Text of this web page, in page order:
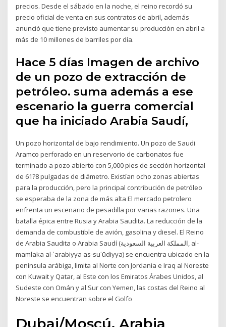
precios. Desde el sábado en la noche, el reino recordó su
precio oficial de venta en sus contratos de abril, además
anunció que tiene previsto aumentar su producción en abril a
más de 10 millones de barriles por día.
Hace 5 días Imagen de archivo
de un pozo de extracción de
petróleo. suma además a ese
escenario la guerra comercial
que ha iniciado Arabia Saudí,
Un pozo horizontal de bajo rendimiento. Un pozo de Saudi
Aramco perforado en un reservorio de carbonatos fue
terminado a pozo abierto con 5,000 pies de sección horizontal
de 61?8 pulgadas de diámetro. Existían ocho zonas abiertas
para la producción, pero la principal contribución de petróleo
se esperaba de la zona de más alta El mercado petrolero
enfrenta un escenario de pesadilla por varias razones. Una
batalla épica entre Rusia y Arabia Saudita. La reducción de la
demanda de combustible de avión, gasolina y diesel. El Reino
de Arabia Saudita o Arabia Saudí (المملكة العربية السعودية, al-
mamlaka al-ʻarabiyya as-suʻūdiyya) se encuentra ubicado en la
península arábiga, limita al Norte con Jordania e Iraq al Noreste
con Kuwait y Qatar, al Este con los Emiratos Árabes Unidos, al
Sudeste con Omán y al Sur con Yemen, las costas del Reino al
Noreste se encuentran sobre el Golfo
Dubai/Moscú. Arabia